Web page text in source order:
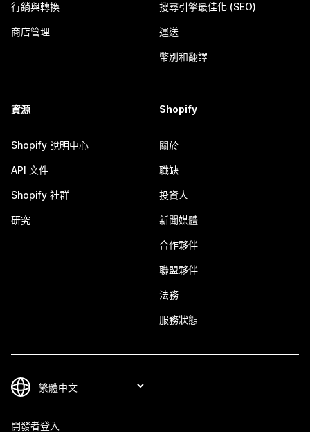
行銷與轉換
商店管理
搜尋引擎最佳化 (SEO)
運送
幣別和翻譯
資源
Shopify 說明中心
API 文件
Shopify 社群
研究
Shopify
關於
職缺
投資人
新聞媒體
合作夥伴
聯盟夥伴
法務
服務狀態
開發者登入